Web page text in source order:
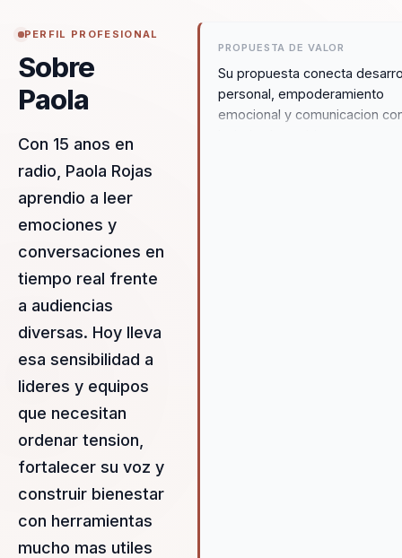
PERFIL PROFESIONAL
Sobre
Paola
Con 15 anos en
radio, Paola Rojas
aprendio a leer
emociones y
conversaciones en
tiempo real frente
a audiencias
diversas. Hoy lleva
esa sensibilidad a
lideres y equipos
que necesitan
ordenar tension,
fortalecer su voz y
construir bienestar
con herramientas
mucho mas utiles
PROPUESTA DE VALOR
Su propuesta conecta
personal, empoderamiento
emocional y comunicacion